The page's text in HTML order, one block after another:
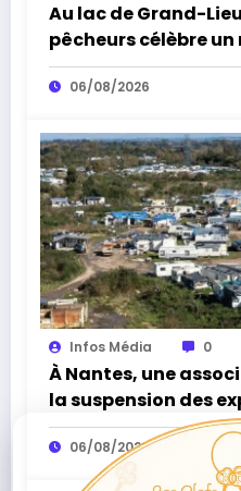
Au lac de Grand-
pêcheurs célèbre
par les cormorans
06/08/2026
Infos Média 0
À Nantes, une
la suspension des
bidonvilles sans
relogement
06/08/2026